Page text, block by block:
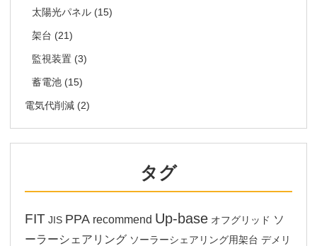
太陽光パネル (15)
架台 (21)
監視装置 (3)
蓄電池 (15)
電気代削減 (2)
タグ
FIT JIS PPA recommend Up-base オフグリッド ソ
ーラーシェアリング ソーラーシェアリング用架台 デメリ